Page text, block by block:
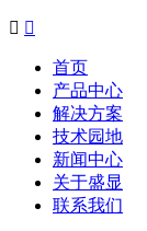
 
首页
产品中心
解决方案
技术园地
新闻中心
关于盛显
联系我们